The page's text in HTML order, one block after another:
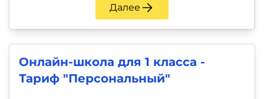
Далее
Онлайн-школа для 1 класса -
Тариф "Персональный"